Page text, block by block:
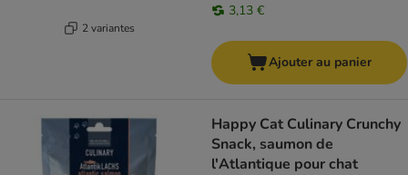
2 variantes
3,13 €
Ajouter au panier
Happy Cat Culinary Crunchy
Snack, saumon de
l'Atlantique pour chat